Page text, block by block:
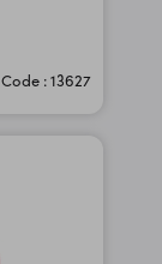
Code : 13627